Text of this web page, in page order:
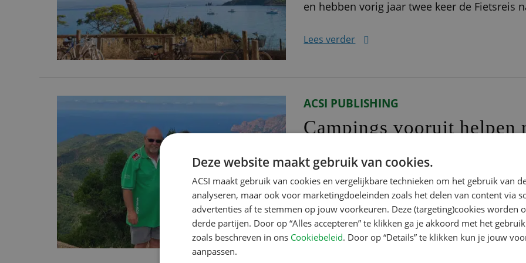
en hebben vorig jaar twee keer de Fietsreis
Grand
Lees verder
ACSI PUBLISHING
Campings vooruit helpen
Marc en zijn echtgenote gaan sinds 2013
zeven jaar reizen ze iedere zomer met auto
Corsica. Dit jaar stond ook de Elzas op de
‘Inspecteur zijn is voor mij de perfecte
combineren
Lees verder
Deze website maakt gebruik van cookies.
ACSI maakt gebruik van cookies en vergelijkbare technieken om het gebruik van
analyseren, maar ook voor marketingdoeleinden zoals het delen van content via
advertenties af te stemmen op jouw voorkeuren. Deze (targeting)cookies worden
derde partijen. Door op “Alles accepteren” te klikken ga je akkoord met het
zoals beschreven in ons Cookiebeleid. Door op “Details” te klikken kun je jouw
aanpassen.